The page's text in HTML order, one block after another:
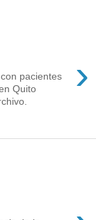
›
pacientes
Quito